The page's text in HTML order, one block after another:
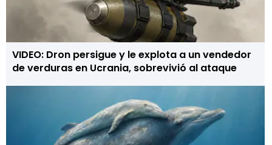
VIDEO: Dron persigue y le explota a un vendedor
de verduras en Ucrania, sobrevivió al ataque